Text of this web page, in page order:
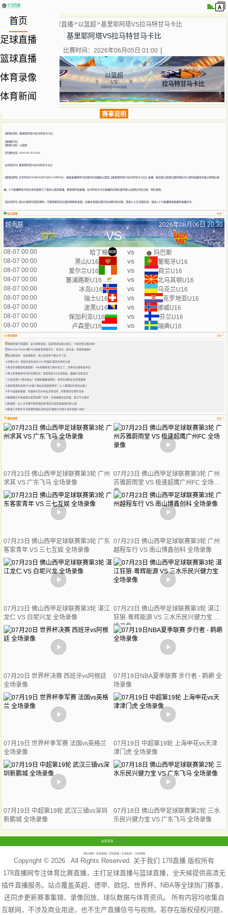
首页
足球直播
篮球直播
体育录像
体育新闻
当前位置: 篮球直播 以篮超 基里耶阿塔VS拉马特甘马卡比
基里耶阿塔VS拉马特甘马卡比
比赛时间：2026年06月05日 01:00
基里耶阿塔
以篮超
0 VS 0
06月05日 01:00已结束 拉马特甘马卡比
赛事说明
【赛事名称】基里耶阿塔VS拉马特甘马卡比
【直播信号】
【赛事分类】以篮超
【开赛时间】2026-06-05 01:00
【对阵双方】基里耶阿塔VS拉马特甘马卡比
【赛事说明】北京时间2026年06月05日05 01时00分，蜘蛛直播网将为您准时在线播放以篮超【基里耶阿塔VS拉马特甘马卡比】直播，喜欢看以篮超比赛的朋友可以提前收藏本页面以免错过直
播。178直播网还为您在本页面索引了相关以篮超直播、基里耶阿塔直播、拉马特甘马卡比直播的近期比赛列表以及两队历史交锋、两队赛程。
【友好提示】部分比赛将在赛前更新，可能需要您在比赛前再刷新查看。如果本页面比赛已经过期已经过期，或者以上信号都无效，请进入178直播网查看最新直播信号。
热点直播 更多
越南联 2026年08月06日 20:30
VS
08-07 00:00 哈丁格 vs
玛巴斯
08-07 00:00
黑山U16 vs
葡萄牙U16
08-07 00:00
爱尔兰U16 vs
荷兰U16
08-07 00:00
塞浦路斯U16 vs
北马其顿U16
08-07 00:00
冰岛U16 vs
乌克兰U16
08-07 00:00
瑞士U16 vs
克罗地亚U16
08-07 00:00
波黑U16 vs
挪威U16
08-07 00:00
保加利亚U16 vs
芬兰U16
08-07 00:00
卢森堡U16 vs 瑞典U16
资讯推荐 更多
1 曼联夏窗引援遇阻：皇马双星拒投，英超双目标要价超亿，卡里克转正路添堵？
2 Bleacher Report晒2026届新秀夏联评分：布泽尔、威尔逊、伦德博格摘A
3 骑记聊老詹：论情感羁绊，骑士是其他下家比不了的
4 时隔16年！西班牙加时绝杀10人阿根廷 重登世界杯之巅
5 两次炸场都是帕雷德斯！4年前爆射荷兰替补席认了，世界杯决赛再演冲突
6 勇士夏季联赛夺冠的关键先生？理查德末节8分定胜局，数据栏没留空白
7 大连英博3-1双杀泰山！李国旭曝赢球密码，毛伟杰迎职业百场里程碑
8 桐梓窖酒队斩获2026遵义酒业足球超联季军！九人董酒队的拼劲太戳人
9 罗马诺最新披露：阿森纳与巴尔科拉无新动作，利物浦仍在紧盯目标
10杨瀚森在开拓者能玩弧顶发牌？段冉：克林根都没这待遇，我可不太看好
11詹姆斯：没上大学偏不按常理出牌 我的兄弟团是最稳的防火墙
12英格兰世界杯半决赛遭阿根廷读秒逆转 图赫尔为保守战术及换人辩护
最新视频 更多
07月23日 佛山西甲足球联赛第3轮 广州
求其 VS 广东飞马 全场录像
07月23日 佛山西甲足球联赛第3轮 广州
苏雅蔚雨堂 VS 极速超鹰广州FC 全场录
像
07月23日 佛山西甲足球联赛第3轮 广东
客家青年 VS 三七互娱 全场录像
07月23日 佛山西甲足球联赛第3轮 广州
越程车行 VS 南山博鑫创科 全场录像
07月23日 佛山西甲足球联赛第3轮 湛江
龙仁 VS 白坭兴龙 全场录像
07月23日 佛山西甲足球联赛第3轮 湛江
狂狼·粵辉能源 VS 三水乐民兴健力宝 全
场录像
07月20日 世界杯决赛 西班牙vs阿根廷
全场录像
07月19日NBA夏季联赛 步行者 - 鹈鹕 全
场录像
07月19日 世界杯季军赛 法国vs英格兰
全场录像
07月19日 中超第19轮 上海申花vs天津
津门虎 全场录像
07月19日 中超第19轮 武汉三镇vs深圳
新鹏城 全场录像
07月18日 佛山西甲足球联赛第2轮 三水
乐民兴健力宝 VS 广东飞马 全场录像
友情链接 178直播
网站地图 篮球直播 足球直播 足球新闻 足球录像
Copyright © 2026 . All Rights Reserved. 关于我们 178直播 版权所有
178直播网专注体育比赛直播，主打足球直播与篮球直播，全天候提供高清无
插件直播服务。站点覆盖英超、德甲、欧冠、世界杯、NBA等全球热门赛事，
还同步更新赛事集锦、录像回放、球队数据与体育资讯。 所有内容均收集自
互联网，不涉及商业用途，也不生产直播信号与视频。若存在版权侵权问题，